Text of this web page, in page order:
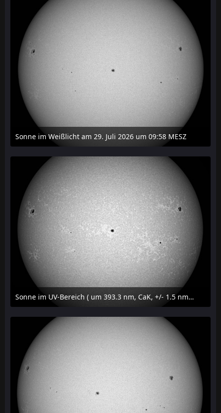
Sonne im Weißlicht am 29. Juli 2026 um 09:58 MESZ
31. Juli 2026 um 20:03
Sonne im UV-Bereich ( um 393.3 nm, CaK, +/- 1.5 nm) am 29. Juli 2026 um 09:50 MESZ
31. Juli 2026 um 20:03